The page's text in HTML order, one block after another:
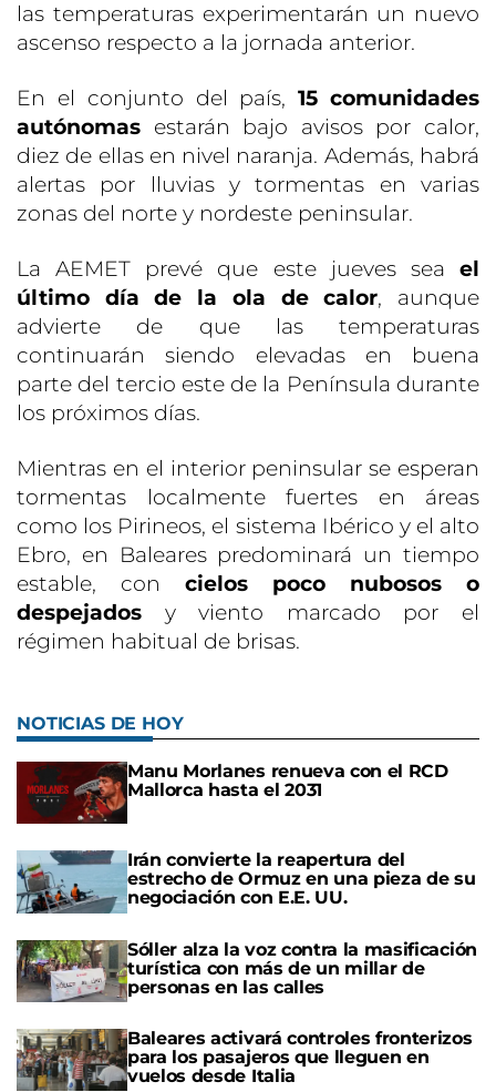
las temperaturas experimentarán un nuevo
ascenso respecto a la jornada anterior.
En el conjunto del país,15 comunidades
autónomas estarán bajo avisos por calor,
diez de ellas en nivel naranja. Además, habrá
alertas por lluvias y tormentas en varias
zonas del norte y nordeste peninsular.
La AEMET prevé que este jueves sea el
último día de la ola de calor, aunque
advierte de que las temperaturas
continuarán siendo elevadas en buena
parte del tercio este de la Península durante
los próximos días.
Mientras en el interior peninsular se esperan
tormentas localmente fuertes en áreas
como los Pirineos, el sistema Ibérico y el alto
Ebro, en Baleares predominará un tiempo
estable, con cielos poco nubosos o
despejados y viento marcado por el
régimen habitual de brisas.
NOTICIAS DE HOY
Manu Morlanes renueva con el RCD
Mallorca hasta el 2031
Irán convierte la reapertura del
estrecho de Ormuz en una pieza de su
negociación con E.E. UU.
Sóller alza la voz contra la masificación
turística con más de un millar de
personas en las calles
Baleares activará controles fronterizos
para los pasajeros que lleguen en
vuelos desde Italia